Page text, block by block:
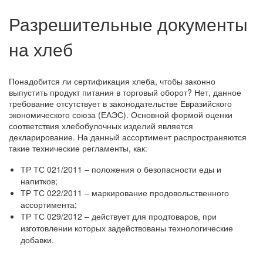
Разрешительные документы
на хлеб
Понадобится ли сертификация хлеба, чтобы законно
выпустить продукт питания в торговый оборот? Нет, данное
требование отсутствует в законодательстве Евразийского
экономического союза (ЕАЭС). Основной формой оценки
соответствия хлебобулочных изделий является
декларирование. На данный ассортимент распространяются
такие технические регламенты, как:
ТР ТС 021/2011 – положения о безопасности еды и
напитков;
ТР ТС 022/2011 – маркирование продовольственного
ассортимента;
ТР ТС 029/2012 – действует для продтоваров, при
изготовлении которых задействованы технологические
добавки.